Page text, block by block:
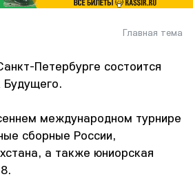
Главная тема
Петербурге состоится
Будущего.
международном турнире
сборные России,
а также юниорская